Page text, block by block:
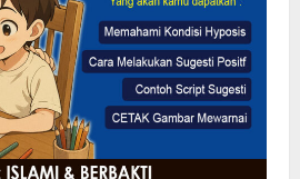
Tanpa Pamrih, Abah Emong
Penjaga Pondok dan Marbot
YAMQU Diberangkatkan Umrah
Agustus 2026